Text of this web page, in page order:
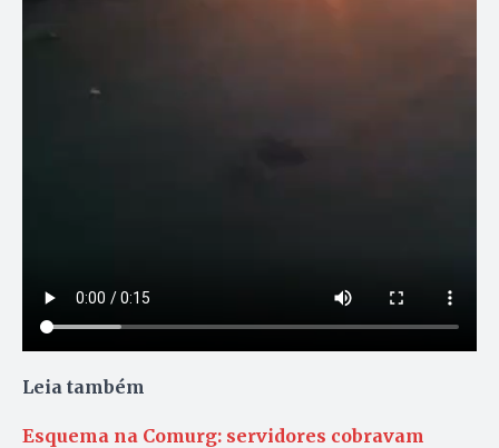
Leia também
Esquema na Comurg: servidores cobravam